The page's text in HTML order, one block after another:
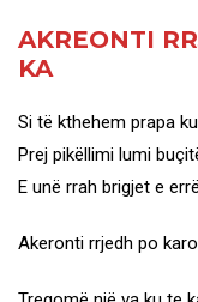
AKREONTI
KA
Si të kthehem prapa
Prej pikëllimi lumi
E unë rrah brigjet e
Akeronti rrjedh po